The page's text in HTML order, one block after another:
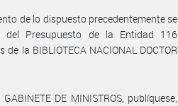
de lo dispuesto precedentemente se
Presupuesto de la Entidad 116
la BIBLIOTECA NACIONAL DOCTOR
DE MINISTROS, publíquese,